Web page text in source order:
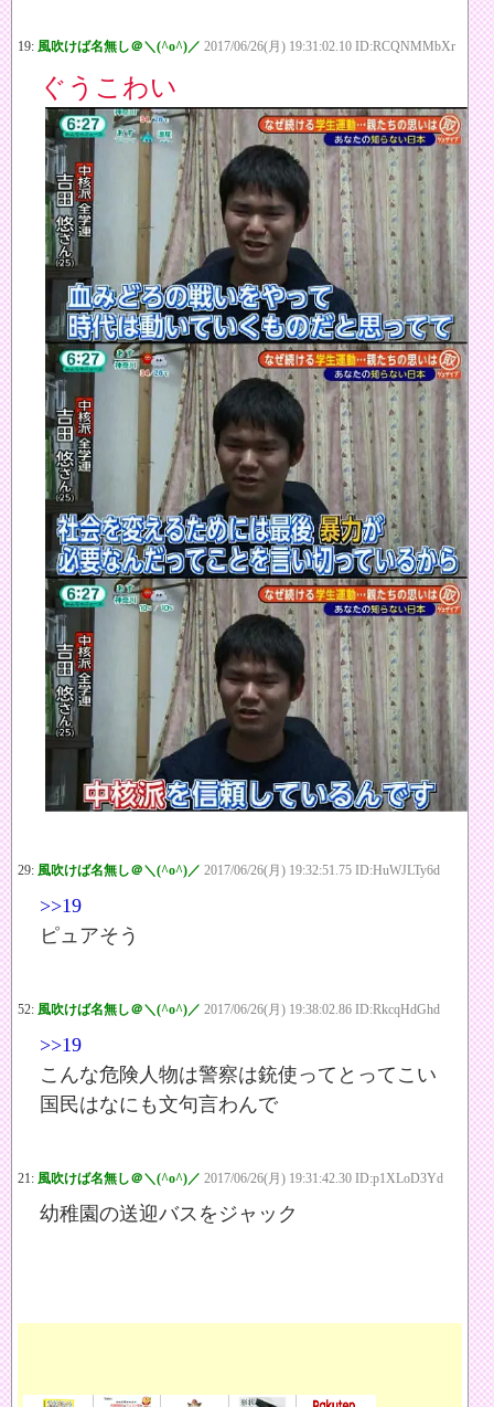
19: 風吹けば名無し＠＼(^o^)／ 2017/06/26(月) 19:31:02.10 ID:RCQNMMbXr
ぐうこわい
29: 風吹けば名無し＠＼(^o^)／ 2017/06/26(月) 19:32:51.75 ID:HuWJLTy6d
>>19
ピュアそう
52: 風吹けば名無し＠＼(^o^)／ 2017/06/26(月) 19:38:02.86 ID:RkcqHdGhd
>>19
こんな危険人物は警察は銃使ってとってこい
国民はなにも文句言わんで
21: 風吹けば名無し＠＼(^o^)／ 2017/06/26(月) 19:31:42.30 ID:p1XLoD3Yd
幼稚園の送迎バスをジャック